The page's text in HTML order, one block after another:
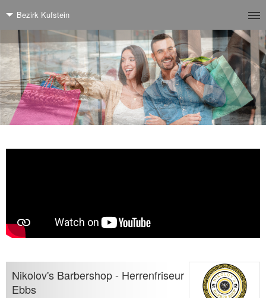
Bezirk Kufstein
Nikolov's Barbershop - Herrenfriseur
Ebbs